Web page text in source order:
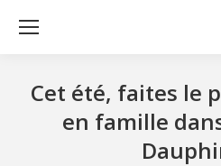
Cet été, faites le
en famille